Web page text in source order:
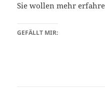
Sie wollen mehr
GEFÄLLT MIR: